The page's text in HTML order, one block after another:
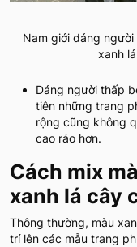
Nam giới dáng
xanh
Dáng người thấp
tiên những trang
rộng cũng không
cao ráo hơn.
Cách mix
xanh lá cây
Thông thường, màu
trí lên các mẫu trang